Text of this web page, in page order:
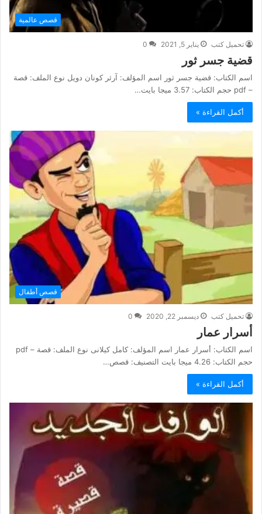
قصص عالمية
تحميل كتب يناير 5, 2021 0
قضية جسر ثور
اسم الكتاب: قضية جسر ثور اسم المؤلف: آرثر كونان دويل نوع الملف: قصة
– pdf حجم الكتاب: 3.57 ميجا بايت…
أكمل القراءة »
قصص أطفال
تحميل كتب ديسمبر 22, 2020 0
أسرار عمار
اسم الكتاب: أسرار عمار اسم المؤلف: كامل كيلانى نوع الملف: قصة – pdf
حجم الكتاب: 4.26 ميجا بايت التصنيف: قصص…
أكمل القراءة »